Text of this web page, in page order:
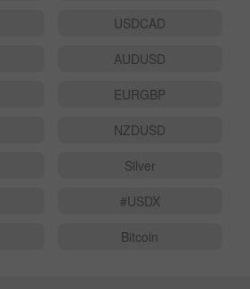
USDCAD
AUDUSD
EURGBP
NZDUSD
Silver
#USDX
Bitcoin